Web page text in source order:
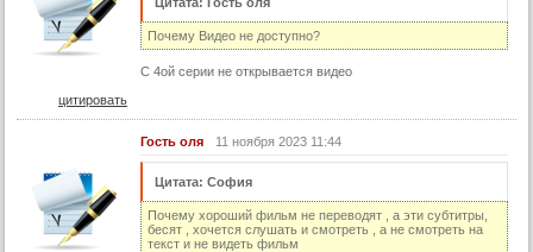
Почему Видео не доступно?
С 4ой серии не открывается видео
цитировать
Гость оля 11 ноября 2023 11:44
Цитата: София
Почему хороший фильм не переводят , а эти субтитры,
бесят , хочется слушать и смотреть , а не смотреть на
текст и не видеть фильм